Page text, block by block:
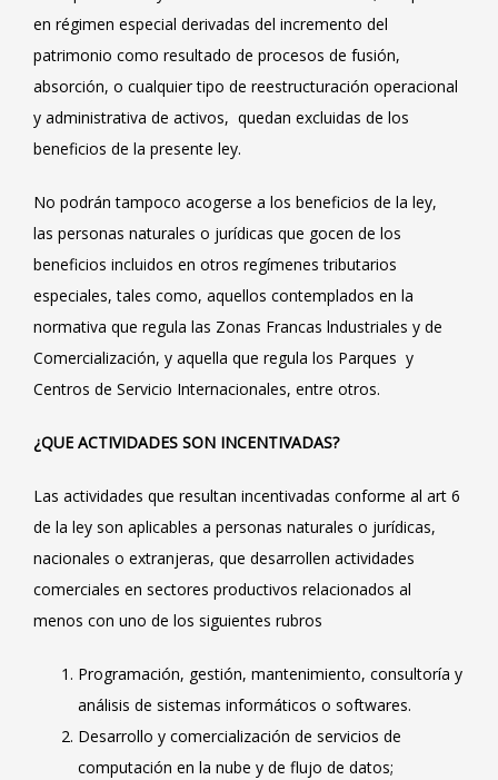
en régimen especial derivadas del incremento del
patrimonio como resultado de procesos de fusión,
absorción, o cualquier tipo de reestructuración operacional
y administrativa de activos, quedan excluidas de los
beneficios de la presente ley.
No podrán tampoco acogerse a los beneficios de la ley,
las personas naturales o jurídicas que gocen de los
beneficios incluidos en otros regímenes tributarios
especiales, tales como, aquellos contemplados en la
normativa que regula las Zonas Francas lndustriales y de
Comercialización, y aquella que regula los Parques y
Centros de Servicio Internacionales, entre otros.
¿QUE ACTIVIDADES SON INCENTIVADAS?
Las actividades que resultan incentivadas conforme al art 6
de la ley son aplicables a personas naturales o jurídicas,
nacionales o extranjeras, que desarrollen actividades
comerciales en sectores productivos relacionados al
menos con uno de los siguientes rubros
Programación, gestión, mantenimiento, consultoría y
análisis de sistemas informáticos o softwares.
Desarrollo y comercialización de servicios de
computación en la nube y de flujo de datos;